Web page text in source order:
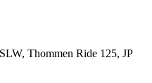
Thommen Ride 125, JP